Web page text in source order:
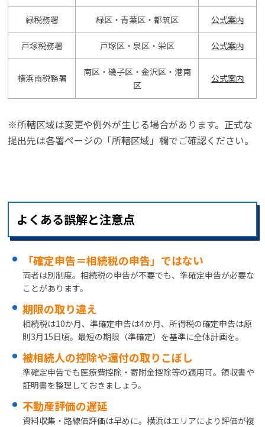
緑税務署 緑区・青葉区・都筑区 公式案内
戸塚税務署 戸塚区・泉区・栄区 公式案内
横浜南税務署
南区・磯子区・金沢区・港南
区
公式案内
※所轄区域は変更や例外が生じる場合があります。正式な
提出先は各署ページの「所轄区域」欄でご確認ください。
よくある誤解と注意点
「確定申告＝相続税の申告」ではない
両者は別制度。相続税の申告が不要でも、準確定申告が必要な
ことがあります。
期限の取り違え
相続税は10か月、準確定申告は4か月、所得税の確定申告は原
則3月15日頃。最短の期限（準確定）を基準に全体計画を。
被相続人の控除や還付の取りこぼし
準確定申告でも医療費控除・寄附金控除等の適用可。領収書や
証明書を整理しておきましょう。
不動産評価の遅延
資料収集・路線価評価は早めに。横浜はエリアにより評価が複